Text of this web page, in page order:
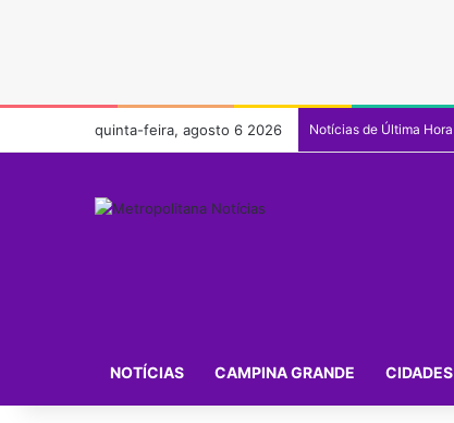
quinta-feira, agosto 6 2026 Notícias de Última Hora
NOTÍCIAS CAMPINA GRANDE CIDADES